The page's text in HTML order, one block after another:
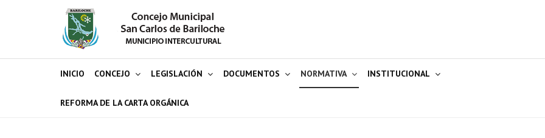
INICIO CONCEJO LEGISLACIÓN DOCUMENTOS NORMATIVA INSTITUCIONAL
REFORMA DE LA CARTA ORGÁNICA